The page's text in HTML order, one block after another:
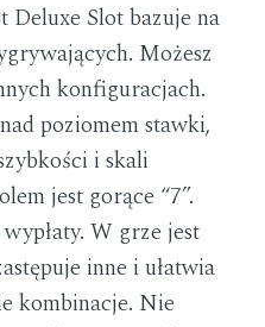
Slot bazuje na
Możesz
konfiguracjach.
poziomem stawki,
i skali
jest gorące “7”.
W grze jest
inne i ułatwia
kombinacje. Nie